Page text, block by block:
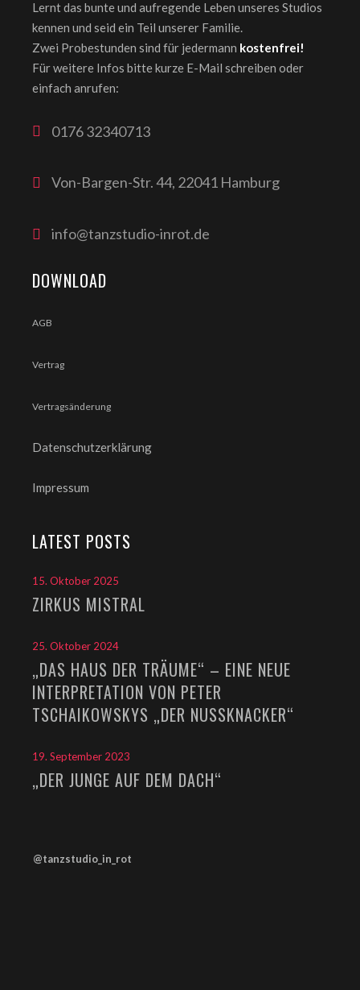
Lernt das bunte und aufregende Leben unseres Studios
kennen und seid ein Teil unserer Familie.
Zwei Probestunden sind für jedermann kostenfrei!
Für weitere Infos bitte kurze E-Mail schreiben oder
einfach anrufen:
0176 32340713
Von-Bargen-Str. 44, 22041 Hamburg
info@tanzstudio-inrot.de
DOWNLOAD
AGB
Vertrag
Vertragsänderung
Datenschutzerklärung
Impressum
LATEST POSTS
15. Oktober 2025
ZIRKUS MISTRAL
25. Oktober 2024
„DAS HAUS DER TRÄUME“ – EINE NEUE
INTERPRETATION VON PETER
TSCHAIKOWSKYS „DER NUSSKNACKER“
19. September 2023
„DER JUNGE AUF DEM DACH“
@tanzstudio_in_rot